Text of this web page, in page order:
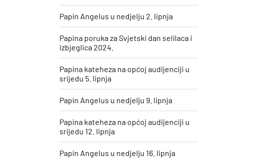
Papin Angelus u nedjelju 2. lipnja
Papina poruka za Svjetski dan selilaca i
izbjeglica 2024.
Papina kateheza na općoj audijenciji u
srijedu 5. lipnja
Papin Angelus u nedjelju 9. lipnja
Papina kateheza na općoj audijenciji u
srijedu 12. lipnja
Papin Angelus u nedjelju 16. lipnja